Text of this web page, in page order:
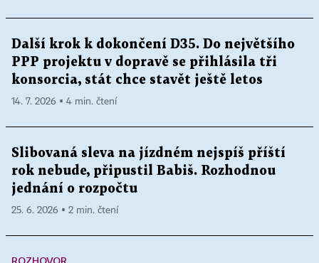
Další krok k dokončení D35. Do největšího
PPP projektu v dopravě se přihlásila tři
konsorcia, stát chce stavět ještě letos
14. 7. 2026 ▪ 4 min. čtení
Slibovaná sleva na jízdném nejspíš příští
rok nebude, připustil Babiš. Rozhodnou
jednání o rozpočtu
25. 6. 2026 ▪ 2 min. čtení
ROZHOVOR